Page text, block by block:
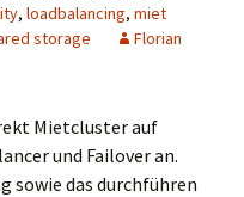
, loadbalancing, miet
storage
Florian
Mietcluster auf
und Failover an.
sowie das durchführen